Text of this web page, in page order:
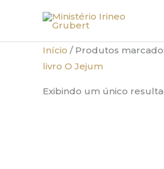
o
conteúdoInício / Produtos
livro O Jejum
Exibindo um único